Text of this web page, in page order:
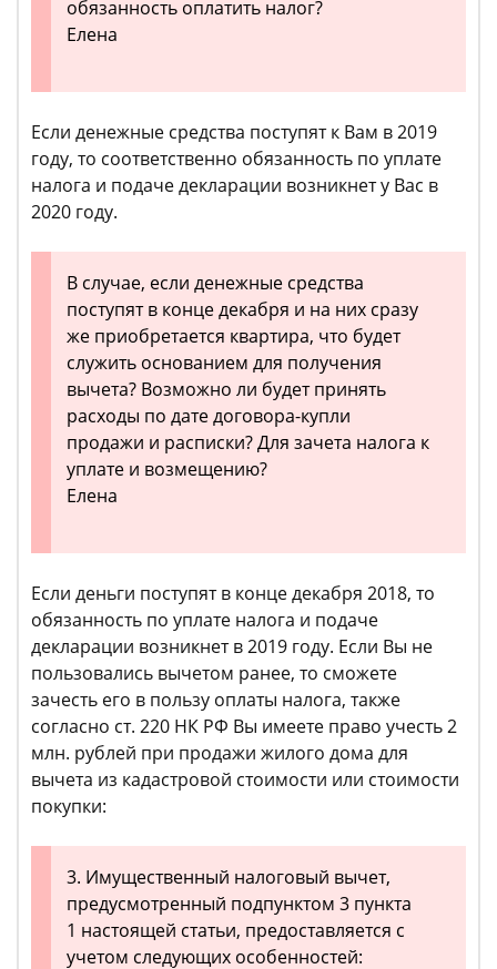
обязанность оплатить налог?
Елена
Если денежные средства поступят к Вам в 2019
году, то соответственно обязанность по уплате
налога и подаче декларации возникнет у Вас в
2020 году.
В случае, если денежные средства
поступят в конце декабря и на них сразу
же приобретается квартира, что будет
служить основанием для получения
вычета? Возможно ли будет принять
расходы по дате договора-купли
продажи и расписки? Для зачета налога к
уплате и возмещению?
Елена
Если деньги поступят в конце декабря 2018, то
обязанность по уплате налога и подаче
декларации возникнет в 2019 году. Если Вы не
пользовались вычетом ранее, то сможете
зачесть его в пользу оплаты налога, также
согласно ст. 220 НК РФ Вы имеете право учесть 2
млн. рублей при продажи жилого дома для
вычета из кадастровой стоимости или стоимости
покупки:
3. Имущественный налоговый вычет,
предусмотренный подпунктом 3 пункта
1 настоящей статьи, предоставляется с
учетом следующих особенностей: